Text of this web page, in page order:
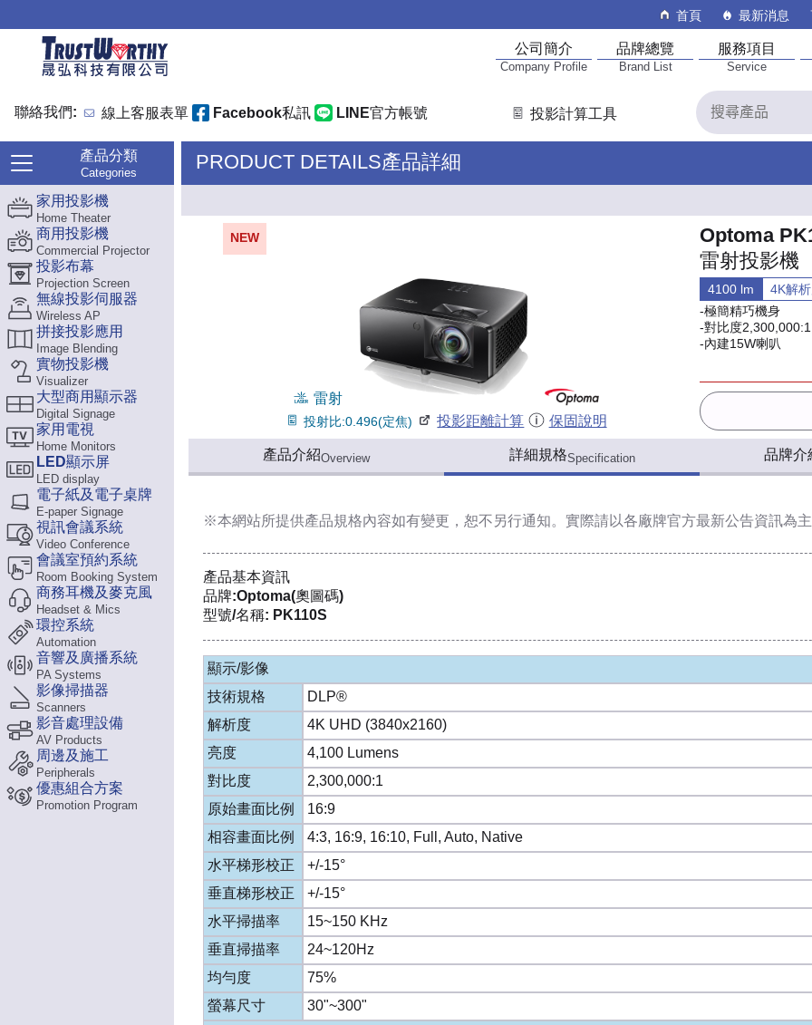
首頁 最新消息
公司簡介
Company Profile
品牌總覽
Brand List
服務項目
Service
聯絡我們: 線上客服表單 Facebook私訊 LINE官方帳號 投影計算工具
產品分類
Categories
家用投影機
Home Theater
商用投影機
Commercial Projector
投影布幕
Projection Screen
無線投影伺服器
Wireless AP
拼接投影應用
Image Blending
實物投影機
Visualizer
大型商用顯示器
Digital Signage
家用電視
Home Monitors
LED顯示屏
LED display
電子紙及電子桌牌
E-paper Signage
視訊會議系統
Video Conference
會議室預約系統
Room Booking System
商務耳機及麥克風
Headset & Mics
環控系統
Automation
音響及廣播系統
PA Systems
影像掃描器
Scanners
影音處理設備
AV Products
周邊及施工
Peripherals
優惠組合方案
Promotion Program
PRODUCT DETAILS產品詳細
NEW
雷射
投射比:0.496(定焦) 投影距離計算 保固說明
Optoma
雷射投影機
4100 lm
4K解
-極簡精巧機身
-對比度2,300,000:1
-內建15W喇叭
產品介紹Overview 詳細規格Specification 品牌介
※本網站所提供產品規格內容如有變更，恕不另行通知。實際請以各廠牌官方最新公告資訊為
產品基本資訊
品牌:Optoma(奧圖碼)
型號/名稱: PK110S
顯示/影像
技術規格
DLP®
解析度
4K UHD (3840x2160)
亮度
4,100 Lumens
對比度
2,300,000:1
原始畫面比例
16:9
相容畫面比例
4:3, 16:9, 16:10, Full, Auto, Native
水平梯形校正
+/-15°
垂直梯形校正
+/-15°
水平掃描率
15~150 KHz
垂直掃描率
24~120Hz
均勻度
75%
螢幕尺寸
30"~300"